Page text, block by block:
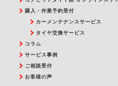
購入・作業予約受付
カーメンテナンスサービス
タイヤ交換サービス
コラム
サービス事例
ご相談受付
お客様の声